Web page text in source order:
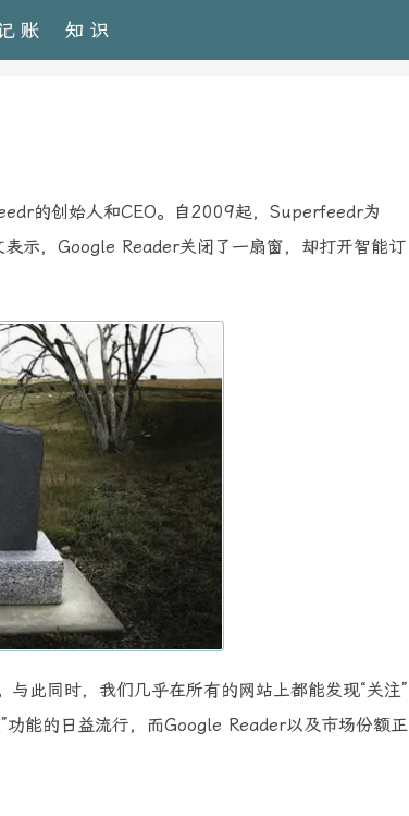
账 知识
的创始人和CEO。自2009起，Superfeedr为
示，Google Reader关闭了一扇窗，却打开智能订
此同时，我们几乎在所有的网站上都能发现“关注”
功能的日益流行，而Google Reader以及市场份额正